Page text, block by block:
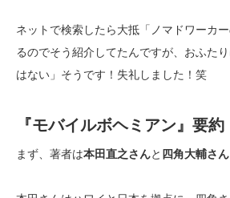
ネットで検索したら大抵「ノマドワーカ
るのでそう紹介してたんですが、おふた
はない」そうです！失礼しました！笑
『モバイルボヘミアン』要約
まず、著者は本田直之さんと 四角大輔さん